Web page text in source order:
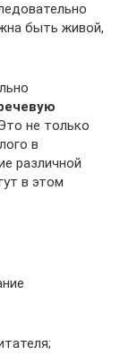
быть живой,
не только
в
различной
в этом